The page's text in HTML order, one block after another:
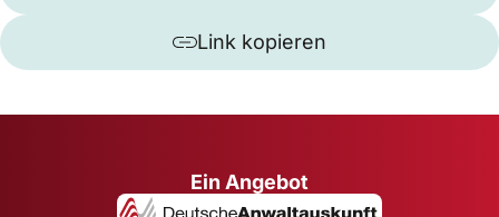
Link kopieren
Ein Angebot